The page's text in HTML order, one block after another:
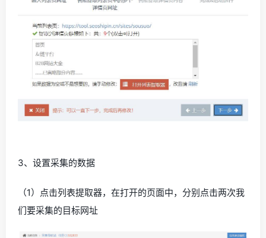
3、设置采集的数据
（1）点击列表提取器，在打开的页面中，分别点击两次我
们要采集的目标网址